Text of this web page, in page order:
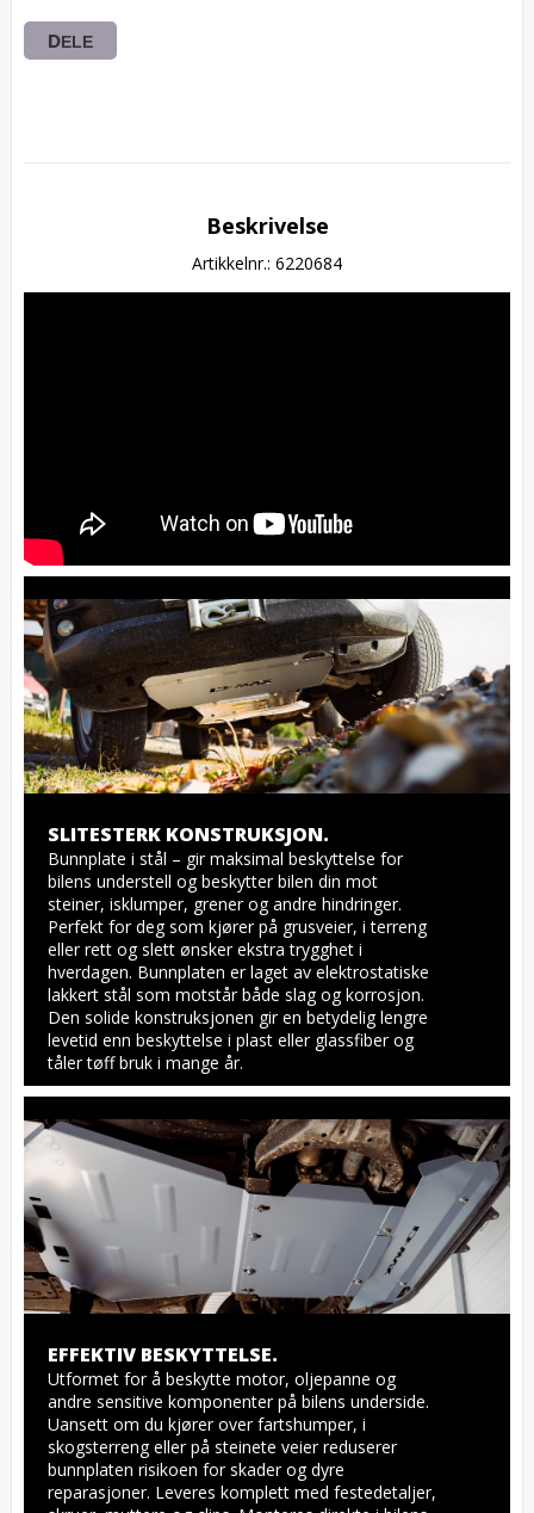
DELE
Beskrivelse
Artikkelnr.: 6220684
SLITESTERK KONSTRUKSJON.
Bunnplate i stål – gir maksimal beskyttelse for
bilens understell og beskytter bilen din mot
steiner, isklumper, grener og andre hindringer.
Perfekt for deg som kjører på grusveier, i terreng
eller rett og slett ønsker ekstra trygghet i
hverdagen. Bunnplaten er laget av elektrostatiske
lakkert stål som motstår både slag og korrosjon.
Den solide konstruksjonen gir en betydelig lengre
levetid enn beskyttelse i plast eller glassfiber og
tåler tøff bruk i mange år.
EFFEKTIV BESKYTTELSE.
Utformet for å beskytte motor, oljepanne og
andre sensitive komponenter på bilens underside.
Uansett om du kjører over fartshumper, i
skogsterreng eller på steinete veier reduserer
bunnplaten risikoen for skader og dyre
reparasjoner. Leveres komplett med festedetaljer,